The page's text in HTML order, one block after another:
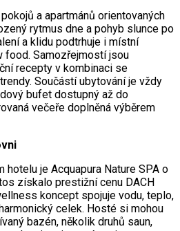
a apartmánů orientovaných
rytmus dne a pohyb slunce po
a klidu podtrhuje i místní
food. Samozřejmostí jsou
recepty v kombinaci se
Součástí ubytování je vždy
bufet dostupný až do
večeře doplněná výběrem
je Acquapura Nature SPA o
získalo prestižní cenu DACH
koncept spojuje vodu, teplo,
celek. Hosté si mohou
bazén, několik druhů saun,